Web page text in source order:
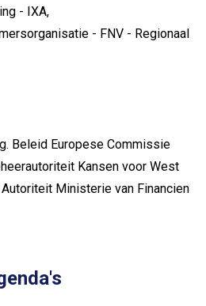
- IXA,
- FNV - Regionaal
Beleid Europese Commissie
Kansen voor West
Autoriteit Ministerie van Financien